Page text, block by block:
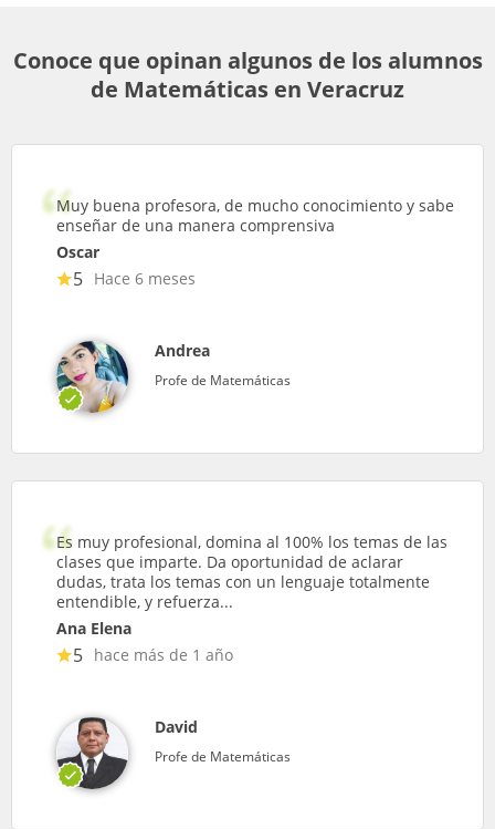
Conoce que opinan algunos de los alumnos
de Matemáticas en Veracruz
Muy buena profesora, de mucho conocimiento y sabe
enseñar de una manera comprensiva
Oscar
5 Hace 6 meses
Andrea
Profe de Matemáticas
Es muy profesional, domina al 100% los temas de las
clases que imparte. Da oportunidad de aclarar
dudas, trata los temas con un lenguaje totalmente
entendible, y refuerza...
Ana Elena
5 hace más de 1 año
David
Profe de Matemáticas